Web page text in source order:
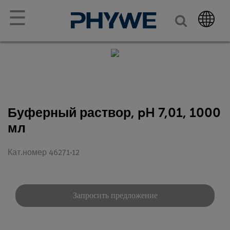
☰
Буферный раствор, pH 7,01, 1000
мл
Кат.номер 46271-12
Запросить предложение